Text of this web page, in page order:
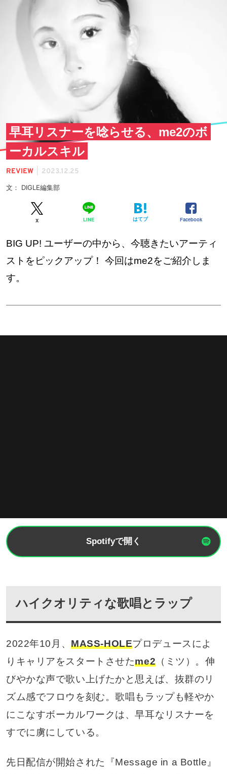
早耳リスナーを唸らせる、me2のボ
ーカルスキル
REVIEW 2023.12.25
文： DIGLE編集部
X LINE はてブ Facebook
BIG UP! ユーザーの中から、今聴きたいアーティ
ストをピックアップ！ 今回はme2をご紹介しま
す。
Spotifyで開く
ハイクオリティな歌唱とラップ
2022年10月、MASS-HOLEプロデュースによ
りキャリアをスタートさせたme2 （ミツ）。伸
びやかな声で歌い上げたかと思えば、抜群のリ
ズム感でフロウを刻む。歌唱もラップも軽やか
にこなすボーカルワークは、早耳なリスナーを
すでに虜にしている。
先日配信が開始された『Message in a Bottle』